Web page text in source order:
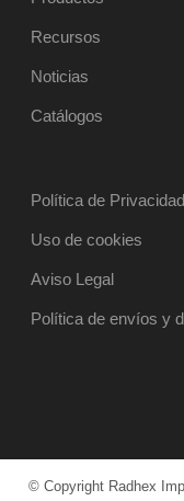
Recursos
Noticias
Catálogos
Política de Privacidad
Uso de cookies
Aviso Legal
Política de envíos y
© Copyright Radhex